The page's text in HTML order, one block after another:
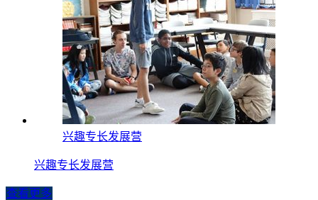
兴趣专长发展营
兴趣专长发展营
查看更多